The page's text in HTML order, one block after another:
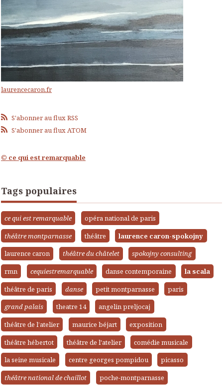
laurencecaron.fr
S'abonner au flux RSS
S'abonner au flux ATOM
© ce qui est remarquable
Tags populaires
ce qui est remarquable
opéra national de paris
théâtre montparnasse
théâtre
laurence caron-spokojny
laurence caron
théâtre du châtelet
spokojny consulting
rmn
cequiestremarquable danse contemporaine
la scala
théâtre de paris
danse petit montparnasse
paris
grand palais
theatre 14
angelin preljocaj
théâtre de l’atelier
maurice béjart
exposition
théâtre hébertot
théâtre de l'atelier
comédie musicale
la seine musicale
centre georges pompidou
picasso
théâtre national de chaillot
poche-montparnasse